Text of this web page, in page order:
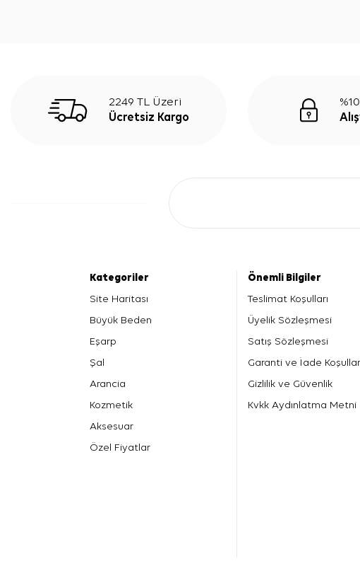
2249 TL Üzeri
Ücretsiz Kargo
Kategoriler
Site Haritası
Büyük Beden
Eşarp
Şal
Arancia
Kozmetik
Aksesuar
Özel Fiyatlar
Önemli Bilgiler
Teslimat Koşulları
Üyelik Sözleşmesi
Satış Sözleşmesi
Garanti ve İade
Gizlilik ve Güvenlik
Kvkk Aydınlatma Metni